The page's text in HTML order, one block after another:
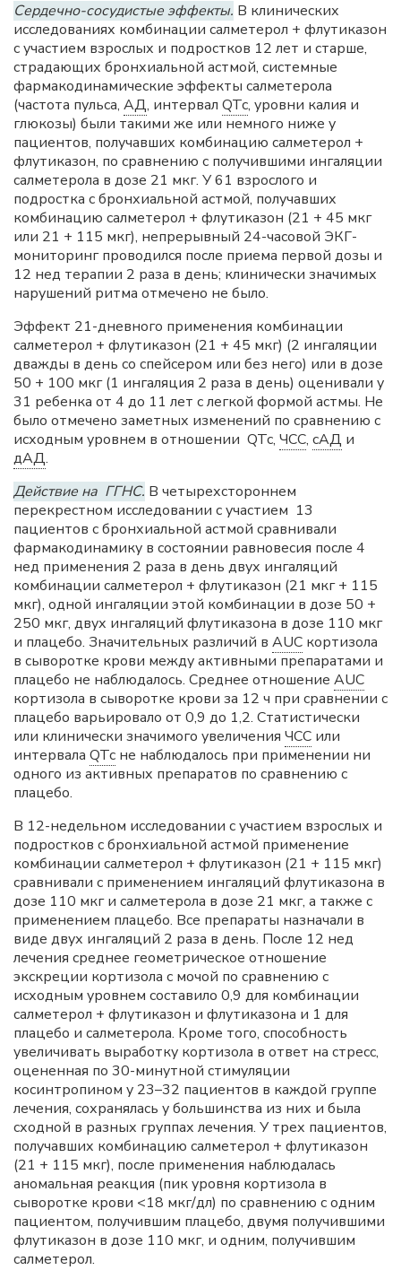
Сердечно-сосудистые эффекты. В клинических
исследованиях комбинации салметерол + флутиказон
с участием взрослых и подростков 12 лет и старше,
страдающих бронхиальной астмой, системные
фармакодинамические эффекты салметерола
(частота пульса, АД, интервал QTc, уровни калия и
глюкозы) были такими же или немного ниже у
пациентов, получавших комбинацию салметерол +
флутиказон, по сравнению с получившими ингаляции
салметерола в дозе 21 мкг. У 61 взрослого и
подростка с бронхиальной астмой, получавших
комбинацию салметерол + флутиказон (21 + 45 мкг
или 21 + 115 мкг), непрерывный 24-часовой ЭКГ-
мониторинг проводился после приема первой дозы и
12 нед терапии 2 раза в день; клинически значимых
нарушений ритма отмечено не было.
Эффект 21-дневного применения комбинации
салметерол + флутиказон (21 + 45 мкг) (2 ингаляции
дважды в день со спейсером или без него) или в дозе
50 + 100 мкг (1 ингаляция 2 раза в день) оценивали у
31 ребенка от 4 до 11 лет с легкой формой астмы. Не
было отмечено заметных изменений по сравнению с
исходным уровнем в отношении QTc, ЧСС, сАД и
дАД.
Действие на ГГНС. В четырехстороннем
перекрестном исследовании с участием 13
пациентов с бронхиальной астмой сравнивали
фармакодинамику в состоянии равновесия после 4
нед применения 2 раза в день двух ингаляций
комбинации салметерол + флутиказон (21 мкг + 115
мкг), одной ингаляции этой комбинации в дозе 50 +
250 мкг, двух ингаляций флутиказона в дозе 110 мкг
и плацебо. Значительных различий в AUC кортизола
в сыворотке крови между активными препаратами и
плацебо не наблюдалось. Среднее отношение AUC
кортизола в сыворотке крови за 12 ч при сравнении с
плацебо варьировало от 0,9 до 1,2. Статистически
или клинически значимого увеличения ЧСС или
интервала QTc не наблюдалось при применении ни
одного из активных препаратов по сравнению с
плацебо.
В 12-недельном исследовании с участием взрослых и
подростков с бронхиальной астмой применение
комбинации салметерол + флутиказон (21 + 115 мкг)
сравнивали с применением ингаляций флутиказона в
дозе 110 мкг и салметерола в дозе 21 мкг, а также с
применением плацебо. Все препараты назначали в
виде двух ингаляций 2 раза в день. После 12 нед
лечения среднее геометрическое отношение
экскреции кортизола с мочой по сравнению с
исходным уровнем составило 0,9 для комбинации
салметерол + флутиказон и флутиказона и 1 для
плацебо и салметерола. Кроме того, способность
увеличивать выработку кортизола в ответ на стресс,
оцененная по 30-минутной стимуляции
косинтропином у 23–32 пациентов в каждой группе
лечения, сохранялась у большинства из них и была
сходной в разных группах лечения. У трех пациентов,
получавших комбинацию салметерол + флутиказон
(21 + 115 мкг), после применения наблюдалась
аномальная реакция (пик уровня кортизола в
сыворотке крови <18 мкг/дл) по сравнению с одним
пациентом, получившим плацебо, двумя получившими
флутиказон в дозе 110 мкг, и одним, получившим
салметерол.